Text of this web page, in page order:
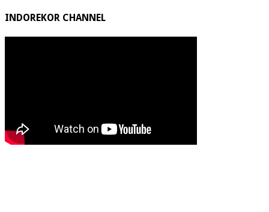
INDOREKOR CHANNEL